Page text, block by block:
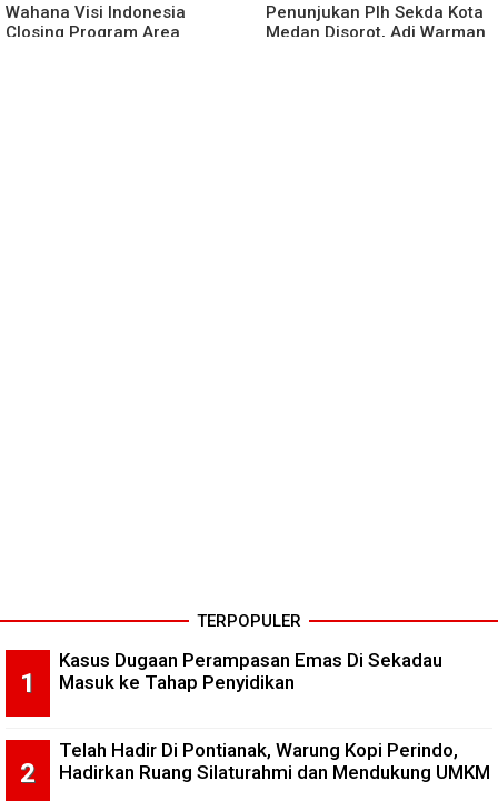
Wahana Visi Indonesia
Closing Program Area
Penunjukan Plh Sekda Kota
Medan Disorot, Adi Warman
TERPOPULER
Kasus Dugaan Perampasan Emas Di Sekadau
Masuk ke Tahap Penyidikan
Telah Hadir Di Pontianak, Warung Kopi Perindo,
Hadirkan Ruang Silaturahmi dan Mendukung UMKM